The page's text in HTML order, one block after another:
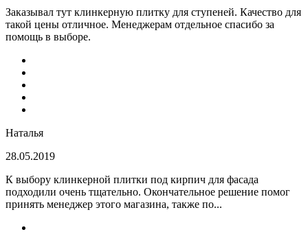
Заказывал тут клинкерную плитку для ступеней. Качество для
такой цены отличное. Менеджерам отдельное спасибо за
помощь в выборе.
Наталья
28.05.2019
К выбору клинкерной плитки под кирпич для фасада
подходили очень тщательно. Окончательное решение помог
принять менеджер этого магазина, также по...